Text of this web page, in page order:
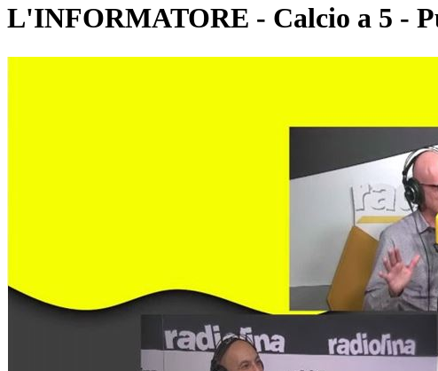
L'INFORMATORE - Calcio a 5 -